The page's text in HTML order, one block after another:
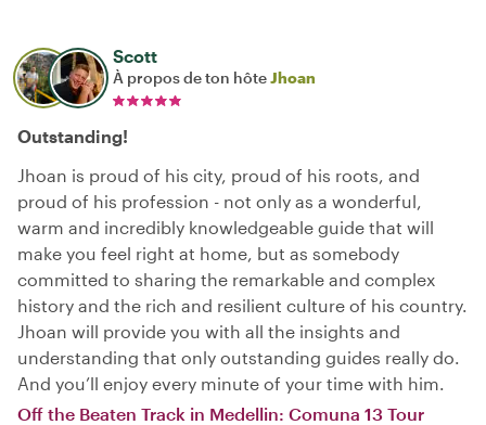
Scott
À propos de ton hôteJhoan
Outstanding!
Jhoan is proud of his city, proud of his roots, and
proud of his profession - not only as a wonderful,
warm and incredibly knowledgeable guide that will
make you feel right at home, but as somebody
committed to sharing the remarkable and complex
history and the rich and resilient culture of his country.
Jhoan will provide you with all the insights and
understanding that only outstanding guides really do.
And you’ll enjoy every minute of your time with him.
Off the Beaten Track in Medellin: Comuna 13 Tour